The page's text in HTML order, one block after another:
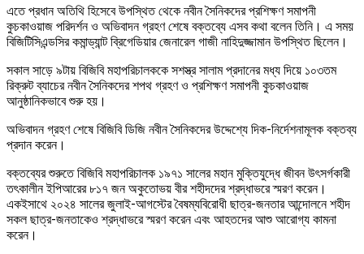
এতে প্রধান অতিথি হিসেবে উপস্থিত থেকে নবীন সৈনিকদের প্রশিক্ষণ সমাপনী
কুচকাওয়াজ পরিদর্শন ও অভিবাদন গ্রহণ শেষে বক্তব্যে এসব কথা বলেন তিনি। এ সময়
বিজিটিসিএন্ডসির কমান্ড্যান্ট ব্রিগেডিয়ার জেনারেল গাজী নাহিদুজ্জামান উপস্থিত ছিলেন।
সকাল সাড়ে ৯টায় বিজিবি মহাপরিচালককে সশস্ত্র সালাম প্রদানের মধ্য দিয়ে ১০৩তম
রিক্রুট ব্যাচের নবীন সৈনিকদের শপথ গ্রহণ ও প্রশিক্ষণ সমাপনী কুচকাওয়াজ
আনুষ্ঠানিকভাবে শুরু হয়।
অভিবাদন গ্রহণ শেষে বিজিবি ডিজি নবীন সৈনিকদের উদ্দেশ্যে দিক-নির্দেশনামূলক বক্তব্য
প্রদান করেন।
বক্তব্যের শুরুতে বিজিবি মহাপরিচালক ১৯৭১ সালের মহান মুক্তিযুদ্ধে জীবন উৎসর্গকারী
তৎকালীন ইপিআরের ৮১৭ জন অকুতোভয় বীর শহীদদের শ্রদ্ধাভরে স্মরণ করেন।
একইসাথে ২০২৪ সালের জুলাই-আগস্টের বৈষম্যবিরোধী ছাত্র-জনতার আন্দোলনে শহীদ
সকল ছাত্র-জনতাকেও শ্রদ্ধাভরে স্মরণ করেন এবং আহতদের আশু আরোগ্য কামনা
করেন।